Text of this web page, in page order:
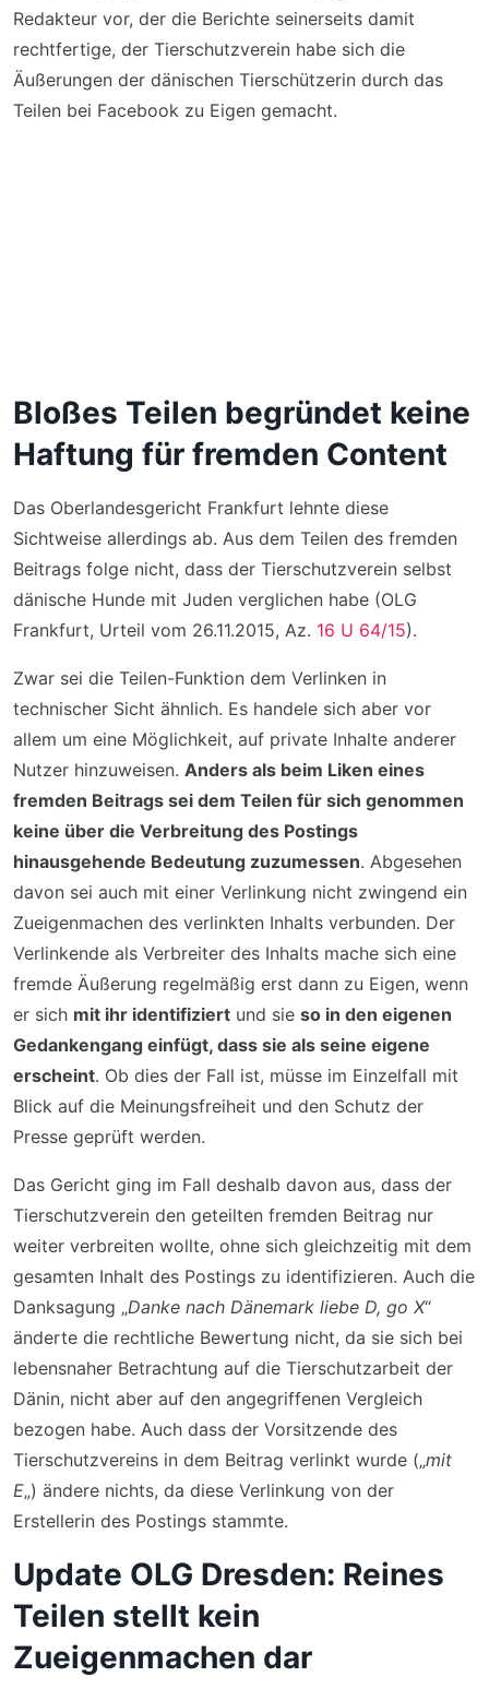
Redakteur vor, der die Berichte seinerseits damit
rechtfertige, der Tierschutzverein habe sich die
Äußerungen der dänischen Tierschützerin durch das
Teilen bei Facebook zu Eigen gemacht.
Bloßes Teilen begründet keine
Haftung für fremden Content
Das Oberlandesgericht Frankfurt lehnte diese
Sichtweise allerdings ab. Aus dem Teilen des fremden
Beitrags folge nicht, dass der Tierschutzverein selbst
dänische Hunde mit Juden verglichen habe (OLG
Frankfurt, Urteil vom 26.11.2015, Az. 16 U 64/15).
Zwar sei die Teilen-Funktion dem Verlinken in
technischer Sicht ähnlich. Es handele sich aber vor
allem um eine Möglichkeit, auf private Inhalte anderer
Nutzer hinzuweisen. Anders als beim Liken eines
fremden Beitrags sei dem Teilen für sich genommen
keine über die Verbreitung des Postings
hinausgehende Bedeutung zuzumessen. Abgesehen
davon sei auch mit einer Verlinkung nicht zwingend ein
Zueigenmachen des verlinkten Inhalts verbunden. Der
Verlinkende als Verbreiter des Inhalts mache sich eine
fremde Äußerung regelmäßig erst dann zu Eigen, wenn
er sich mit ihr identifiziert und sie so in den eigenen
Gedankengang einfügt, dass sie als seine eigene
erscheint. Ob dies der Fall ist, müsse im Einzelfall mit
Blick auf die Meinungsfreiheit und den Schutz der
Presse geprüft werden.
Das Gericht ging im Fall deshalb davon aus, dass der
Tierschutzverein den geteilten fremden Beitrag nur
weiter verbreiten wollte, ohne sich gleichzeitig mit dem
gesamten Inhalt des Postings zu identifizieren. Auch die
Danksagung „Danke nach Dänemark liebe D, go X“
änderte die rechtliche Bewertung nicht, da sie sich bei
lebensnaher Betrachtung auf die Tierschutzarbeit der
Dänin, nicht aber auf den angegriffenen Vergleich
bezogen habe. Auch dass der Vorsitzende des
Tierschutzvereins in dem Beitrag verlinkt wurde („mit
E„) ändere nichts, da diese Verlinkung von der
Erstellerin des Postings stammte.
Update OLG Dresden: Reines
Teilen stellt kein
Zueigenmachen dar